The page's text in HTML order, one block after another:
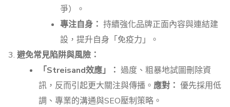
爭）。
專注自身： 持續強化品牌正面內容與連結建
設，提升自身「免疫力」。
避免常見陷阱與風險：
「Streisand效應」： 過度、粗暴地試圖刪除資
訊，反而引起更大關注與傳播。 應對： 優先採用低
調、專業的溝通與SEO壓制策略。